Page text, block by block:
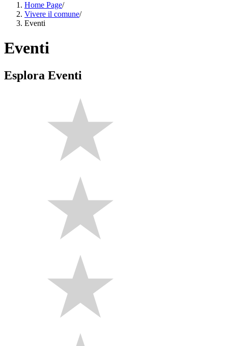
Home Page/
Vivere il comune/
Eventi
Eventi
Esplora Eventi